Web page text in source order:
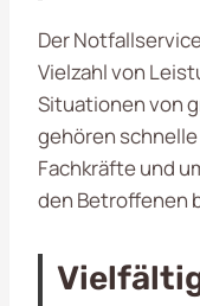
Der
Vielzahl von
Situationen von
gehören
Fachkräfte und
den Betroffenen